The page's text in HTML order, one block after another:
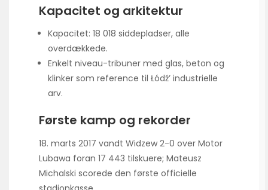
Kapacitet og arkitektur
Kapacitet: 18 018 siddepladser, alle
overdækkede.
Enkelt niveau-tribuner med glas, beton og
klinker som reference til Łódź’ industrielle
arv.
Første kamp og rekorder
18. marts 2017 vandt Widzew 2-0 over Motor
Lubawa foran 17 443 tilskuere; Mateusz
Michalski scorede den første officielle